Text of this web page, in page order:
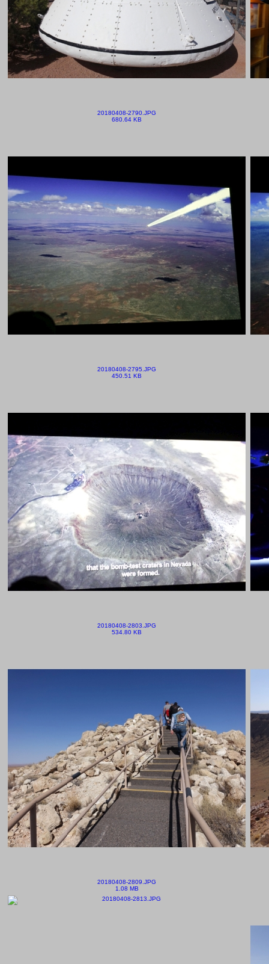
20180408-2790.JPG
680.64 KB
20180408-2795.JPG
450.51 KB
20180408-2803.JPG
534.80 KB
20180408-2809.JPG
1.08 MB